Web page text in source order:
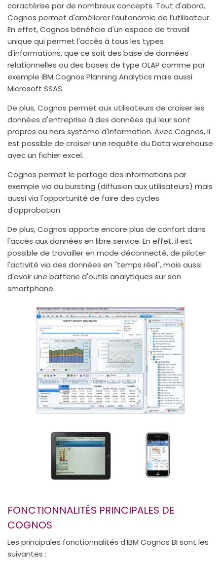
caractérise par de nombreux concepts. Tout d'abord,
Cognos permet d'améliorer l’autonomie de l’utilisateur.
En effet, Cognos bénéficie d'un espace de travail
unique qui permet l'accès à tous les types
d'informations, que ce soit des base de données
relationnelles ou des bases de type OLAP comme par
exemple IBM Cognos Planning Analytics mais aussi
Microsoft SSAS.
De plus, Cognos permet aux utilisateurs de croiser les
données d'entreprise à des données qui leur sont
propres ou hors système d'information. Avec Cognos, il
est possible de croiser une requête du Data warehouse
avec un fichier excel.
Cognos permet le partage des informations par
exemple via du bursting (diffusion aux utilisateurs) mais
aussi via l'opportunité de faire des cycles
d'approbation.
De plus, Cognos apporte encore plus de confort dans
l'accès aux données en libre service. En effet, il est
possible de travailler en mode déconnecté, de piloter
l'activité via des données en "temps réel", mais aussi
d'avoir une batterie d'outils analytiques sur son
smartphone.
FONCTIONNALITÉS PRINCIPALES DE
COGNOS
Les principales fonctionnalités d’IBM Cognos BI sont les
suivantes :